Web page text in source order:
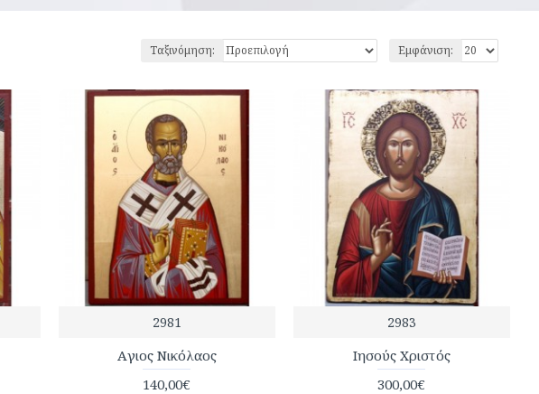
Ταξινόμηση: Εμφάνιση:
2981
Aγιος Νικόλαος
140,00€
2983
Iησούς Χριστός
300,00€